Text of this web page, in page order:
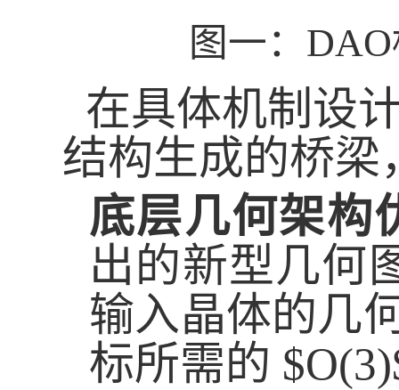
图一： DAO
在具体机制设
结构生成的桥梁
底层几何架构
出的新型几何
输入晶体的几
标所需的